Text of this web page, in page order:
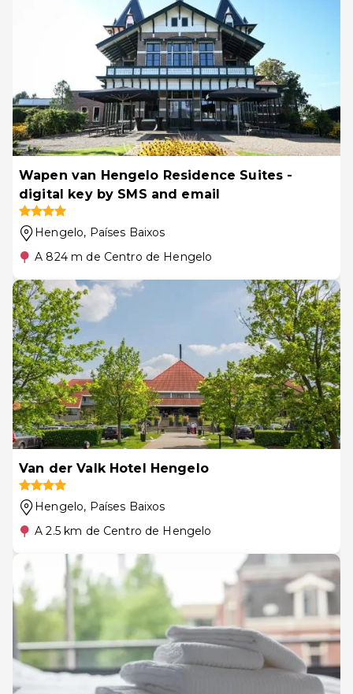
Wapen van Hengelo Residence Suites -
digital key by SMS and email
Hengelo, Países Baixos
A 824 m de Centro de Hengelo
Van der Valk Hotel Hengelo
Hengelo, Países Baixos
A 2.5 km de Centro de Hengelo